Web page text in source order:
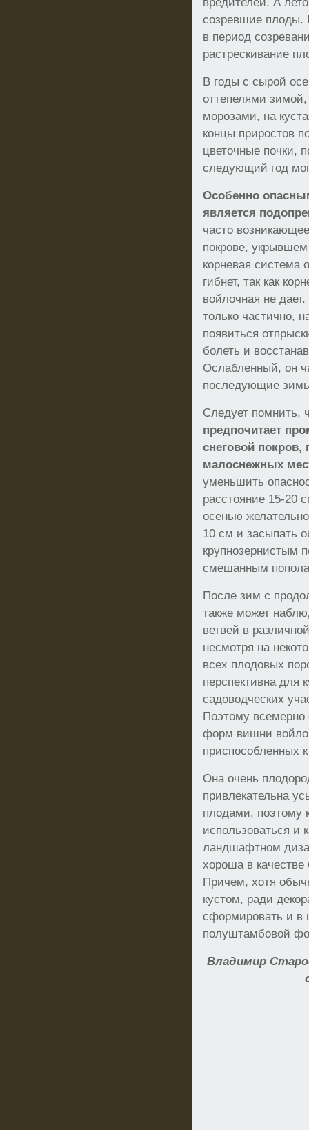
созревшие плоды.
в период
растрескивание
В годы с сырой
оттепелями
морозами, на
концы приростов
цветочные почки,
следующий год
Особенно
является
часто
покрове,
корневая система
гибнет, так как
войлочная не
только частично,
появиться
болеть и
Ослабленный, он
последующие
Следует помнить,
предпочитает
снеговой покров,
малоснежных
уменьшить
расстояние 15-20
осенью
10 см и засыпать
крупнозернистым
смешанным
После зим с
также может
ветвей в
несмотря на
всех плодовых
перспективна для
садоводческих
Поэтому всемерно
форм вишни
приспособленных
Она очень
привлекательна
плодами, поэтому
использоваться и
ландшафтном
хороша в качестве
Причем, хотя
кустом, ради
сформировать и в
полуштамбовой
Владимир